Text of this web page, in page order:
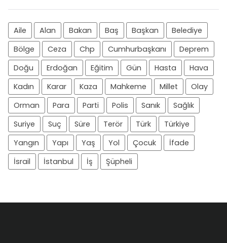
Aile Alan Bakan Baş Başkan
Belediye
Bölge
Ceza Chp Cumhurbaşkanı
Deprem
Doğu
Erdoğan Eğitim Gün Hasta
Hava
Kadın
Karar Kaza Mahkeme Millet
Olay
Orman
Para Parti Polis Sanık
Sağlık
Suriye
Suç Süre Terör Türk
Türkiye
Yangın
Yapı Yaş Yol Çocuk
İfade
İsrail
İstanbul İş Şüpheli